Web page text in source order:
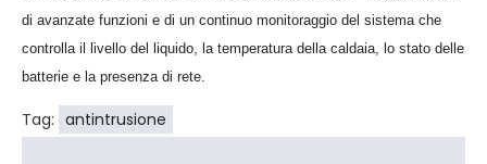
di avanzate funzioni e di un continuo monitoraggio del sistema che
controlla il livello del liquido, la temperatura della caldaia, lo stato delle
batterie e la presenza di rete.
Tag: antintrusione